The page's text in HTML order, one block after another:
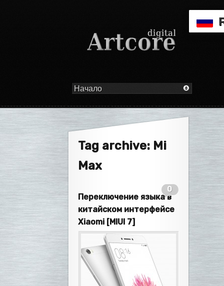
Tag archive: Mi
Max
0
Переключение языка в
китайском интерфейсе
Xiaomi [MIUI 7]